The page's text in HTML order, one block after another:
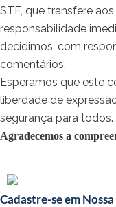
STF, que transfere
responsabilidade
decidimos, com
comentários.
Esperamos que este
liberdade de
segurança para todos.
Agradecemos a
Cadastre-se em